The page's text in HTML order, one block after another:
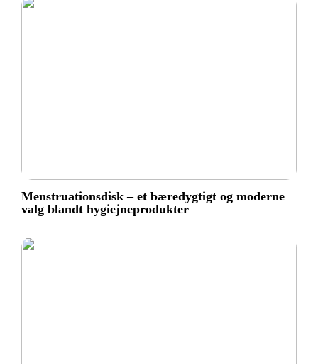
Menstruationsdisk – et bæredygtigt og moderne
valg blandt hygiejneprodukter